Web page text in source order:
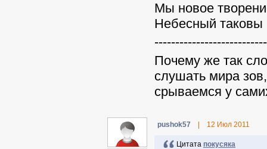
Мы новое
Небесный таковы
Почему же так
слушать мира
срываемся у
pushok57 12 Июл 2011
Цитата покусяка